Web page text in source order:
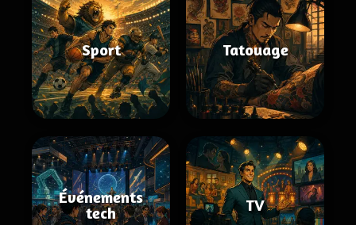
Sport Tatouage
Événements
tech
TV